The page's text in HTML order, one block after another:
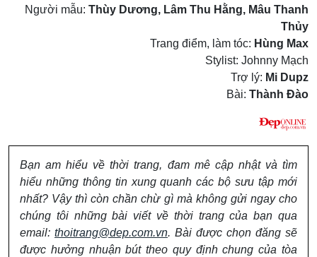
Người mẫu: Thùy Dương, Lâm Thu Hằng, Mâu Thanh
Thủy
Trang điểm, làm tóc: Hùng Max
Stylist: Johnny Mạch
Trợ lý: Mi Dupz
Bài: Thành Đào
Bạn am hiểu về thời trang, đam mê cập nhật và tìm
hiểu những thông tin xung quanh các bộ sưu tập mới
nhất? Vậy thì còn chần chừ gì mà không gửi ngay cho
chúng tôi những bài viết về thời trang của bạn qua
email: thoitrang@dep.com.vn. Bài được chọn đăng sẽ
được hưởng nhuận bút theo quy định chung của tòa